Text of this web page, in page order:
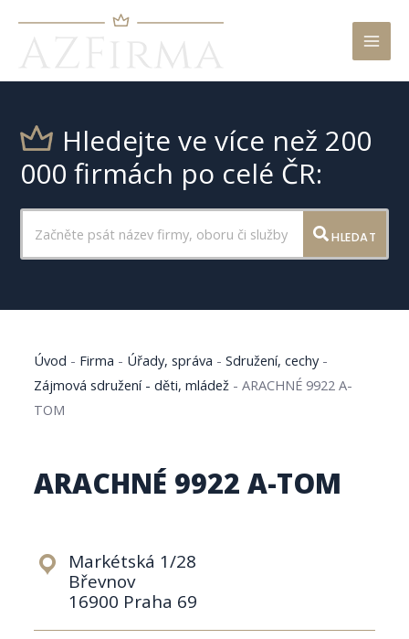
Hledejte ve více než 200
000 firmách po celé ČR:
HLEDAT
Úvod - Firma - Úřady, správa -Sdružení, cechy-
Zájmová sdružení - děti, mládež -ARACHNÉ 9922 A-
TOM
ARACHNÉ 9922 A-TOM
Markétská 1/28
Břevnov
16900 Praha 69